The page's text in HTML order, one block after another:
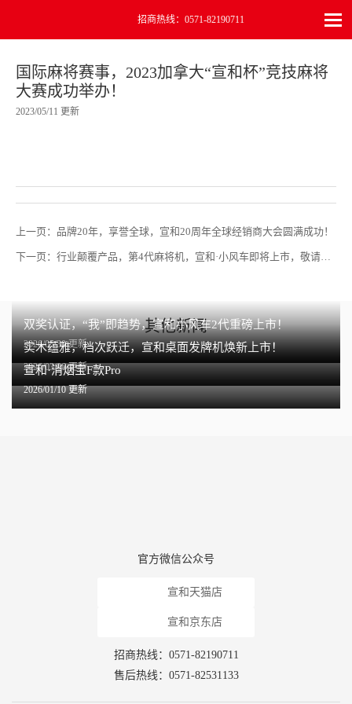
招商热线：0571-82190711
国际麻将赛事，2023加拿大“宣和杯”竞技麻将
大赛成功举办！
2023/05/11 更新
上一页： 品牌20年，享誉全球，宣和20周年全球经销商大会圆满成功！
下一页： 行业颠覆产品，第4代麻将机，宣和·小风车即将上市，敬请期待！
其他新闻
双奖认证，“我”即趋势，宣和小风车2代重磅上市！
2026/05/30 更新
实木蕴雅，档次跃迁，宣和桌面发牌机焕新上市！
2026/03/06 更新
宣和·消烟宝F款Pro
2026/01/10 更新
官方微信公众号
宣和天猫店
宣和京东店
招商热线：0571-82190711
售后热线：0571-82531133